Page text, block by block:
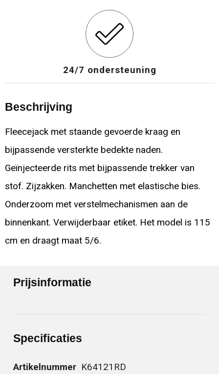
24/7 ondersteuning
Beschrijving
Fleecejack met staande gevoerde kraag en
bijpassende versterkte bedekte naden.
Geïnjecteerde rits met bijpassende trekker van
stof. Zijzakken. Manchetten met elastische bies.
Onderzoom met verstelmechanismen aan de
binnenkant. Verwijderbaar etiket. Het model is 115
cm en draagt maat 5/6.
Prijsinformatie
Specificaties
Artikelnummer K64121RD